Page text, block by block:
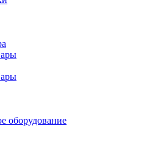
оборудование